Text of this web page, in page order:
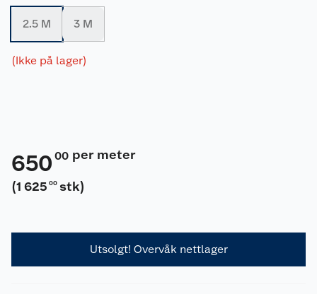
2.5 M 3 M
(Ikke på lager)
650 00 per meter
(1 625 00 stk)
Utsolgt! Overvåk nettlager